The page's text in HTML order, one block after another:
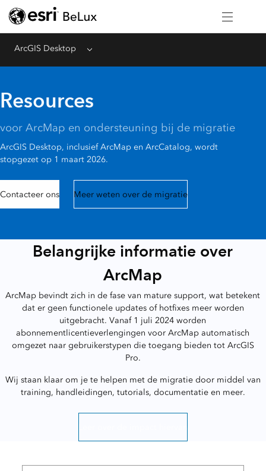
ArcGIS Desktop Menu
Resources
voor ArcMap en ondersteuning bij de migratie
ArcGIS Desktop, inclusief ArcMap en ArcCatalog, wordt
stopgezet op 1 maart 2026.
Contacteer ons Meer weten over de migratie
Belangrijke informatie over
ArcMap
ArcMap bevindt zich in de fase van mature support, wat betekent
dat er geen functionele updates of hotfixes meer worden
uitgebracht. Vanaf 1 juli 2024 worden
abonnementlicentieverlengingen voor ArcMap automatisch
omgezet naar gebruikerstypen die toegang bieden tot ArcGIS
Pro.
Wij staan klaar om je te helpen met de migratie door middel van
training, handleidingen, tutorials, documentatie en meer.